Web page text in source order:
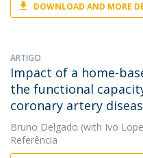
DOWNLOAD AND MORE
ARTIGO
Impact of a home-
the functional
coronary artery
Bruno Delgado (with Ivo
Referência